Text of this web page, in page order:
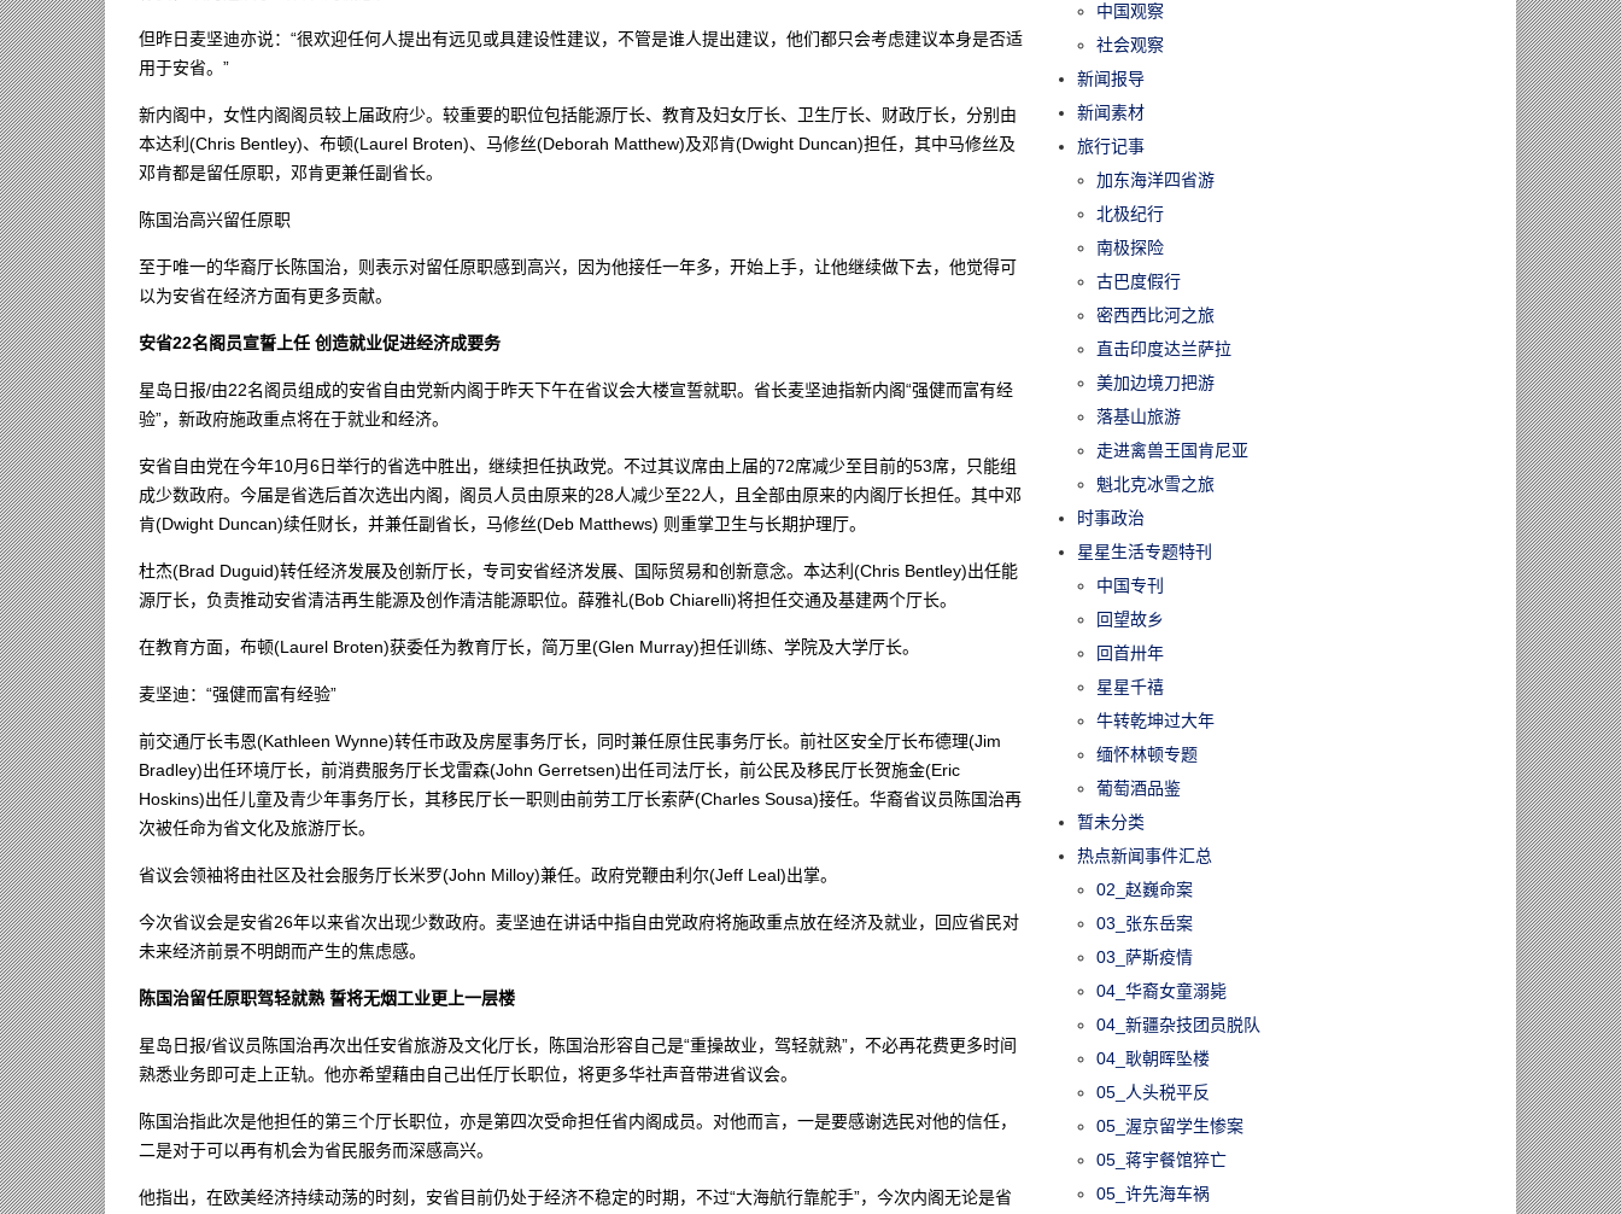
但昨日麦坚迪亦说：“很欢迎任何人提出有远见或具建设性建议，不管是谁人提出建议，他们都只会考虑建议本身是否适
用于安省。”
新内阁中，女性内阁阁员较上届政府少。较重要的职位包括能源厅长、教育及妇女厅长、卫生厅长、财政厅长，分别由
本达利(Chris Bentley)、布顿(Laurel Broten)、马修丝(Deborah Matthew)及邓肯(Dwight Duncan)担任，其中马修丝及
邓肯都是留任原职，邓肯更兼任副省长。
陈国治高兴留任原职
至于唯一的华裔厅长陈国治，则表示对留任原职感到高兴，因为他接任一年多，开始上手，让他继续做下去，他觉得可
以为安省在经济方面有更多贡献。
安省22名阁员宣誓上任 创造就业促进经济成要务
星岛日报/由22名阁员组成的安省自由党新内阁于昨天下午在省议会大楼宣誓就职。省长麦坚迪指新内阁“强健而富有经
验”，新政府施政重点将在于就业和经济。
安省自由党在今年10月6日举行的省选中胜出，继续担任执政党。不过其议席由上届的72席减少至目前的53席，只能组
成少数政府。今届是省选后首次选出内阁，阁员人员由原来的28人减少至22人，且全部由原来的内阁厅长担任。其中邓
肯(Dwight Duncan)续任财长，并兼任副省长，马修丝(Deb Matthews) 则重掌卫生与长期护理厅。
杜杰(Brad Duguid)转任经济发展及创新厅长，专司安省经济发展、国际贸易和创新意念。本达利(Chris Bentley)出任能
源厅长，负责推动安省清洁再生能源及创作清洁能源职位。薛雅礼(Bob Chiarelli)将担任交通及基建两个厅长。
在教育方面，布顿(Laurel Broten)获委任为教育厅长，简万里(Glen Murray)担任训练、学院及大学厅长。
麦坚迪：“强健而富有经验”
前交通厅长韦恩(Kathleen Wynne)转任市政及房屋事务厅长，同时兼任原住民事务厅长。前社区安全厅长布德理(Jim
Bradley)出任环境厅长，前消费服务厅长戈雷森(John Gerretsen)出任司法厅长，前公民及移民厅长贺施金(Eric
Hoskins)出任儿童及青少年事务厅长，其移民厅长一职则由前劳工厅长索萨(Charles Sousa)接任。华裔省议员陈国治再
次被任命为省文化及旅游厅长。
省议会领袖将由社区及社会服务厅长米罗(John Milloy)兼任。政府党鞭由利尔(Jeff Leal)出掌。
今次省议会是安省26年以来省次出现少数政府。麦坚迪在讲话中指自由党政府将施政重点放在经济及就业，回应省民对
未来经济前景不明朗而产生的焦虑感。
陈国治留任原职驾轻就熟 誓将无烟工业更上一层楼
星岛日报/省议员陈国治再次出任安省旅游及文化厅长，陈国治形容自己是“重操故业，驾轻就熟”，不必再花费更多时间
熟悉业务即可走上正轨。他亦希望藉由自己出任厅长职位，将更多华社声音带进省议会。
陈国治指此次是他担任的第三个厅长职位，亦是第四次受命担任省内阁成员。对他而言，一是要感谢选民对他的信任，
二是对于可以再有机会为省民服务而深感高兴。
他指出，在欧美经济持续动荡的时刻，安省目前仍处于经济不稳定的时期，不过“大海航行靠舵手”，今次内阁无论是省
中国观察
社会观察
新闻报导
新闻素材
旅行记事
加东海洋四省游
北极纪行
南极探险
古巴度假行
密西西比河之旅
直击印度达兰萨拉
美加边境刀把游
落基山旅游
走进禽兽王国肯尼亚
魁北克冰雪之旅
时事政治
星星生活专题特刊
中国专刊
回望故乡
回首卅年
星星千禧
牛转乾坤过大年
缅怀林顿专题
葡萄酒品鉴
暂未分类
热点新闻事件汇总
02_赵巍命案
03_张东岳案
03_萨斯疫情
04_华裔女童溺毙
04_新疆杂技团员脱队
04_耿朝晖坠楼
05_人头税平反
05_渥京留学生惨案
05_蒋宇餐馆猝亡
05_许先海车祸